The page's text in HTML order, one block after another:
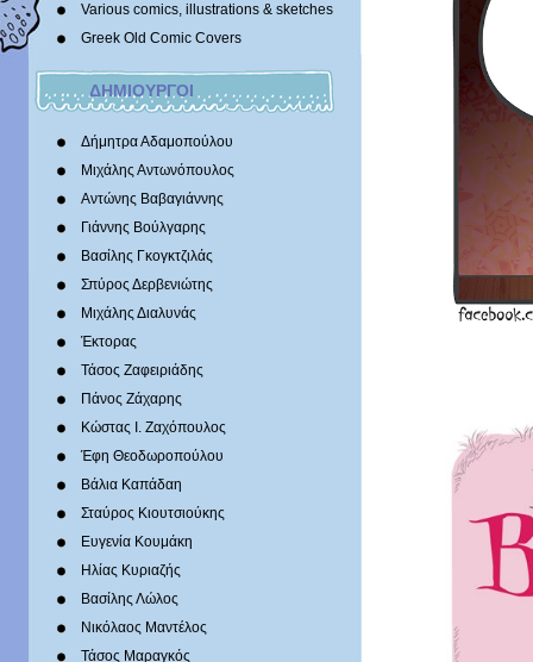
Various comics, illustrations & sketches
Greek Old Comic Covers
ΔΗΜΙΟΥΡΓΟΙ
Δήμητρα Αδαμοπούλου
Μιχάλης Αντωνόπουλος
Αντώνης Βαβαγιάννης
Γιάννης Βούλγαρης
Βασίλης Γκογκτζιλάς
Σπύρος Δερβενιώτης
Mιχάλης Διαλυνάς
Έκτορας
Τάσος Ζαφειριάδης
Πάνος Ζάχαρης
Κώστας Ι. Ζαχόπουλoς
Έφη Θεοδωροπούλου
Βάλια Καπάδαη
Σταύρος Κιουτσιούκης
Ευγενία Κουμάκη
Ηλίας Κυριαζής
Βασίλης Λώλος
Νικόλαος Μαντέλος
Τάσος Μαραγκός